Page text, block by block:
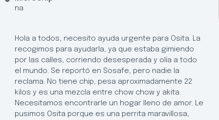
na
Hola a todos, necesito ayuda urgente para Osita. La
recogimos para ayudarla, ya que estaba gimiendo
por las calles, corriendo desesperada y olía a todo
el mundo. Se reportó en Sosafe, pero nadie la
reclama. No tiene chip, pesa aproximadamente 22
kilos y es una mezcla entre chow chow y akita.
Necesitamos encontrarle un hogar lleno de amor. Le
pusimos Osita porque es una perrita maravillosa,